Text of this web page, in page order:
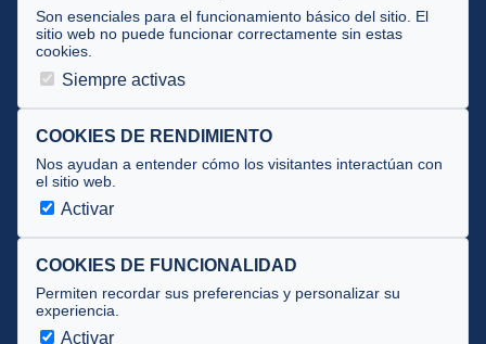
Tecnificación
JUECES Y OFICIALES
Documentos
Cursos
Circulares oficiales
Convocatorias y Equipaciones
Av. José Atarés 101, semisótano. 50018 Zaragoza
Son esenciales para el funcionamiento básico del sitio. El
sitio web no puede funcionar correctamente sin estas
cookies.
Siempre activas
COOKIES DE RENDIMIENTO
Nos ayudan a entender cómo los visitantes interactúan con
el sitio web.
Activar
COOKIES DE FUNCIONALIDAD
Permiten recordar sus preferencias y personalizar su
experiencia.
Activar